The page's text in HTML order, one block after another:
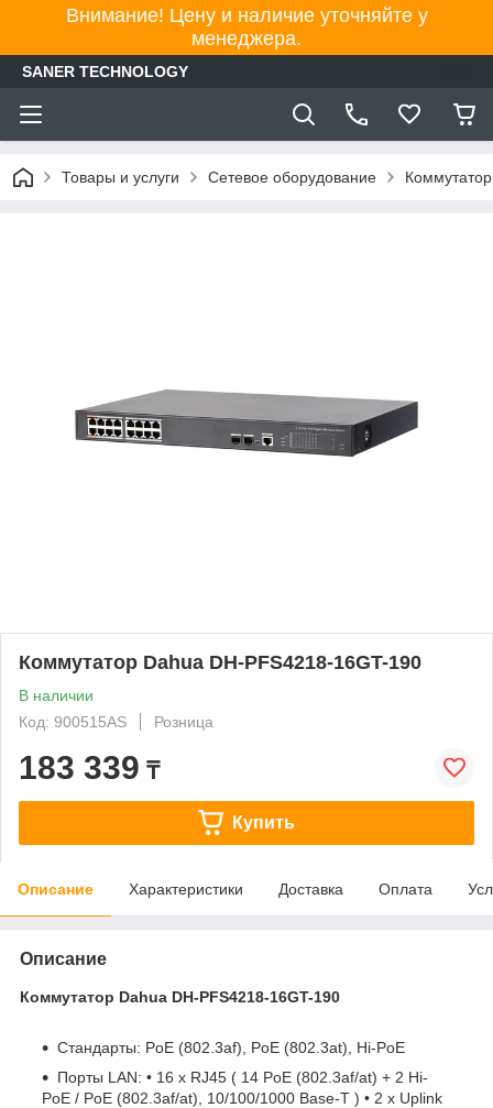
Внимание! Цену и наличие уточняйте у
менеджера.
SANER TECHNOLOGY
Товары и услуги Сетевое оборудование
Коммутатор Dahua DH-PFS4218-16GT-190
В наличии
Код: 900515AS
Розница
183 339 ₸
Купить
Описание Характеристики Доставка Оплата
Описание
Коммутатор Dahua DH-PFS4218-16GT-190
Стандарты: PoE (802.3af), PoE (802.3at), Hi-PoE
Порты LAN: • 16 x RJ45 ( 14 PoE (802.3af/at) + 2 Hi-
PoE / PoE (802.3af/at), 10/100/1000 Base-T ) • 2 x Uplink